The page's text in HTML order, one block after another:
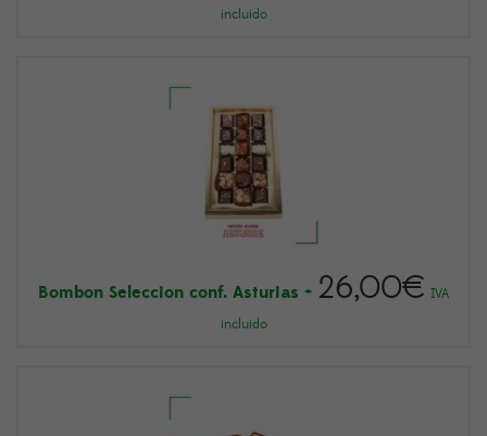
incluido
Bombon Seleccion conf. Asturias + 26,00€ IVA
incluido